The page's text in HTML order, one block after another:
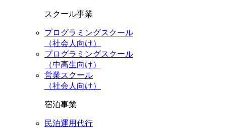
スクール事業
プログラミングスクール
（社会人向け）
プログラミングスクール
（中高生向け）
営業スクール
（社会人向け）
宿泊事業
民泊運用代行